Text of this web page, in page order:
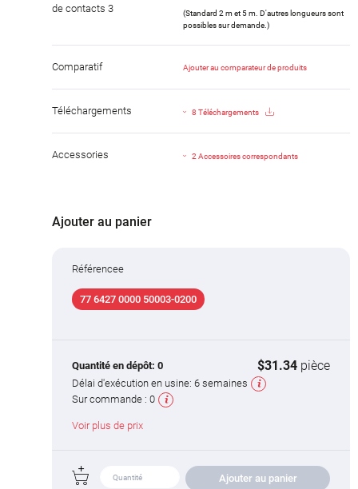
de contacts 3
(Standard 2 m et 5 m. D'autres longueurs sont
possibles sur demande.)
Comparatif Ajouter au comparateur de produits
Téléchargements 8 Téléchargements
Accessories 2 Accessoires correspondants
Ajouter au panier
Référencee
77 6427 0000 50003-0200
Quantité en dépôt: 0 $31.34 pièce
Délai d'exécution en usine: 6 semaines
Sur commande : 0
Voir plus de prix
Ajouter au panier